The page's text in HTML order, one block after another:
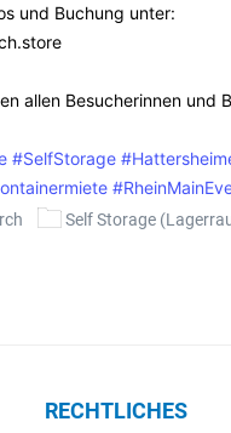
und Buchung unter:
allen Besucherinnen und
#SelfStorage
Self Storage
RECHTLICHES